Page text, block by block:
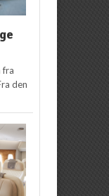
fra
den